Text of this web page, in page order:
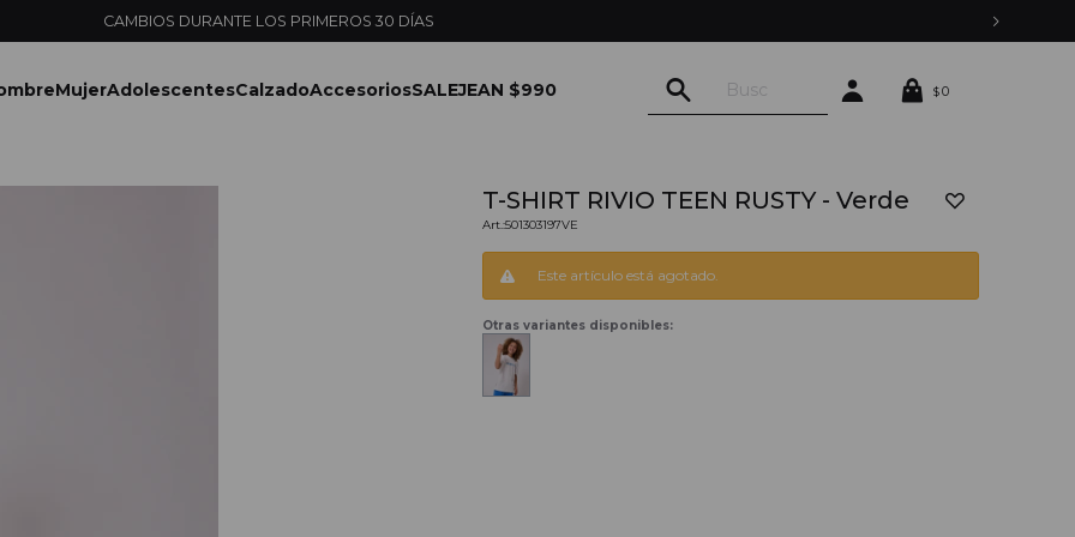
CAMBIOS DURANTE LOS PRIMEROS 30 DÍAS
MujerAdolescentesCalzadoAccesoriosSALEJEAN $990 $0
T-SHIRT RIVIO TEEN RUSTY - Verde
501303197VE
Este artículo está agotado.
Otras variantes disponibles: